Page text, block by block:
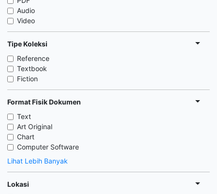
Audio
Video
Tipe Koleksi
Reference
Textbook
Fiction
Format Fisik Dokumen
Text
Art Original
Chart
Computer Software
Lihat Lebih Banyak
Lokasi